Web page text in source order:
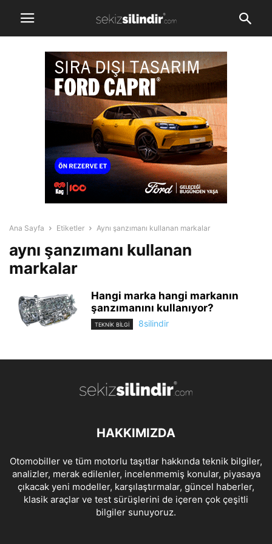
Ana Sayfa Etiketler Aynı şanzımanı kullanan markalar
aynı şanzımanı kullanan
markalar
Hangi marka hangi markanın
şanzımanını kullanıyor?
TEKNİK BİLGİ 8silindir
HAKKIMIZDA
Otomobiller ve tüm motorlu taşıtlar hakkında teknik bilgiler,
analizler, merak edilenler, incelenmemiş konular, piyasaya
çıkacak yeni modeller, karşılaştırmalar, güncel haberler,
klasik araçlar ve test sürüşlerini de içeren çok çeşitli
bilgiler sunuyoruz.